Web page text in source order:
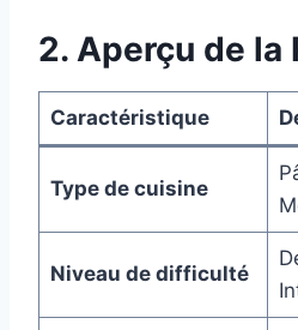
2. Aperçu de la
Caractéristique
Type de cuisine
Niveau de difficulté